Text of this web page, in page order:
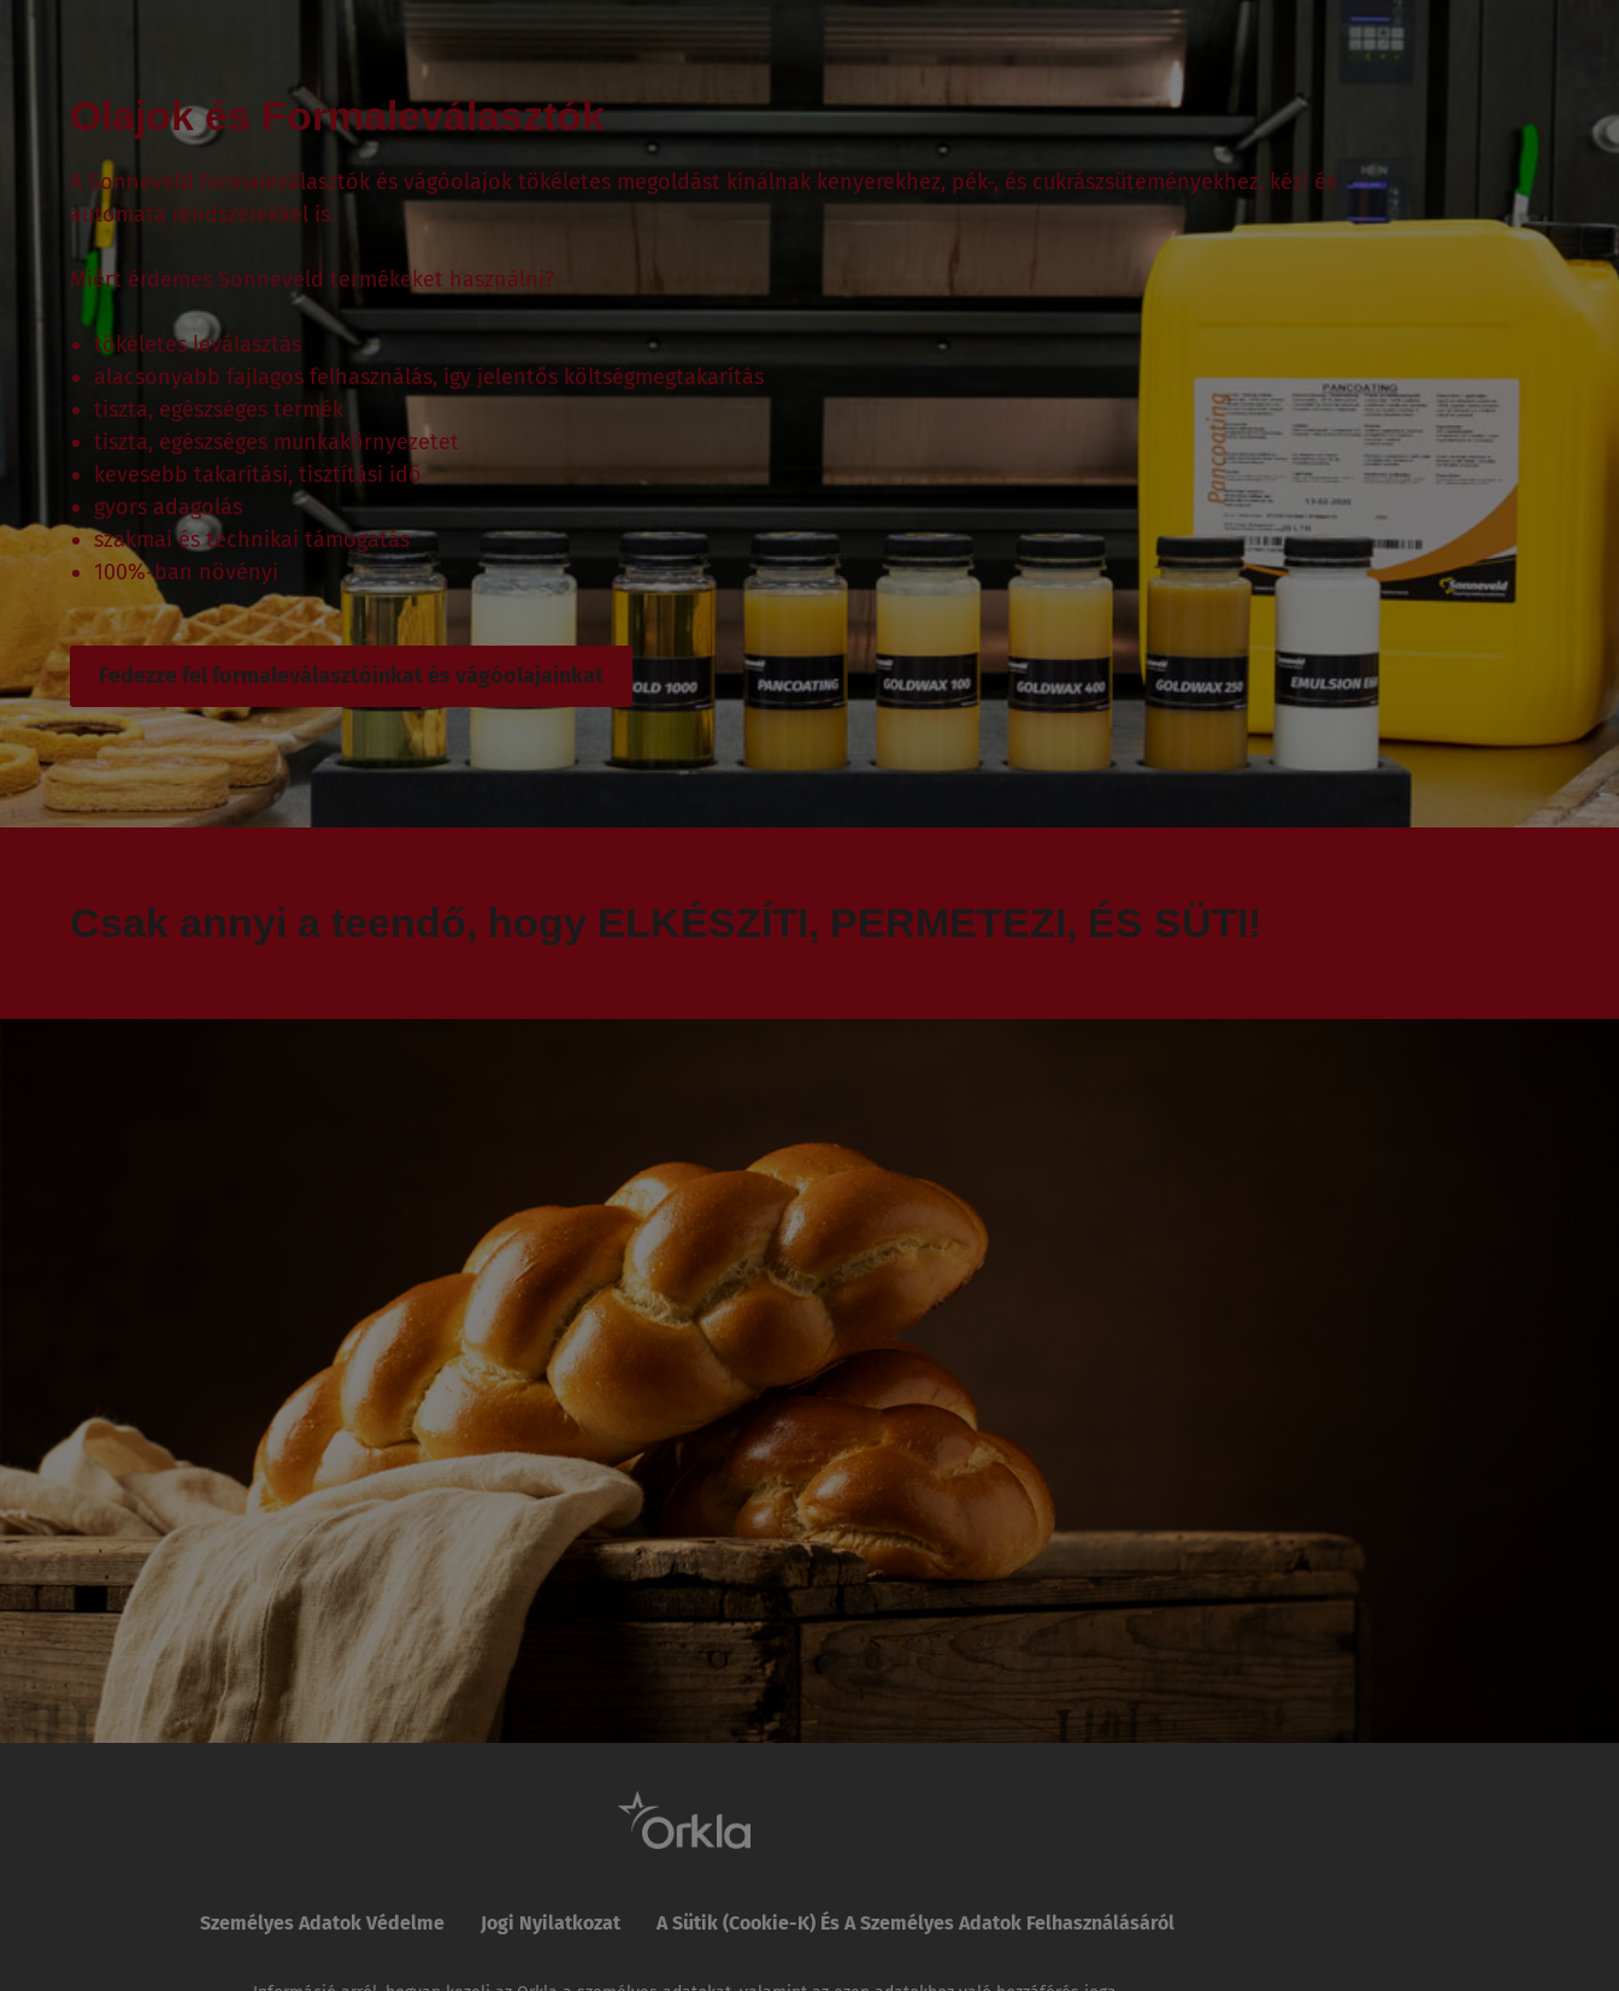
Olajok és Formaleválasztók
A Sonneveld formaleválasztók és vágóolajok tökéletes megoldást kínálnak kenyerekhez, pék-, és cukrászsüteményekhez, kézi és
automata rendszerekkel is.
Miért érdemes Sonneveld termékeket használni?
tökéletes leválasztás
alacsonyabb fajlagos felhasználás, így jelentős költségmegtakarítás
tiszta, egészséges termék
tiszta, egészséges munkakörnyezetet
kevesebb takarítási, tisztítási idő
gyors adagolás
szakmai és technikai támogatás
100%-ban növényi
Fedezze fel formaleválasztóinkat és vágóolajainkat
Csak annyi a teendő, hogy ELKÉSZÍTI, PERMETEZI, ÉS SÜTI!
Személyes Adatok Védelme Jogi Nyilatkozat A Sütik (cookie-K) És A Személyes Adatok Felhasználásáról